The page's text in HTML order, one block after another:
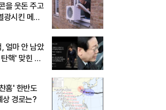
을 웃돈 주고
광시킨 메이
얼마 안 남았
핵' 맞힌 무
홈' 한반도
경로는?